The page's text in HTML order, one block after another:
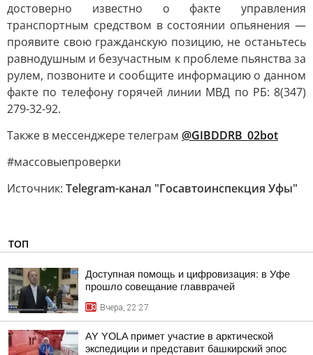
достоверно известно о факте управления
транспортным средством в состоянии опьянения —
проявите свою гражданскую позицию, не останьтесь
равнодушным и безучастным к проблеме пьянства за
рулем, позвоните и сообщите информацию о данном
факте по телефону горячей линии МВД по РБ: 8(347)
279-32-92.
Также в мессенджере телеграм @GIBDDRB_02bot
#массовыепроверки
Источник: Telegram-канал "Госавтоинспекция Уфы"
ТОП
Доступная помощь и цифровизация: в Уфе
прошло совещание главврачей
Вчера, 22:27
AY YOLA примет участие в арктической
экспедиции и представит башкирский эпос